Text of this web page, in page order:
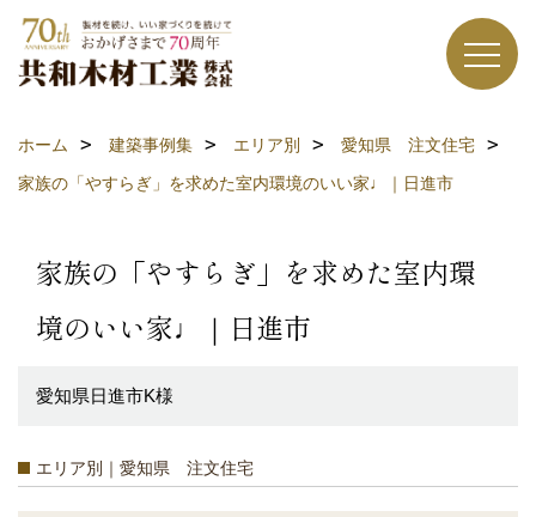
ホーム 建築事例集 エリア別
愛知県 注文住宅
家族の「やすらぎ」を求めた室内環境のいい家♩｜日進市
家族の「やすらぎ」を求めた室内環
境のいい家♩｜日進市
愛知県日進市K様
エリア別｜愛知県 注文住宅